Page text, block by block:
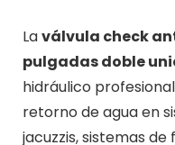
Laválvula check
pulgadas doble
hidráulico
retorno de agua en
jacuzzis, sistemas